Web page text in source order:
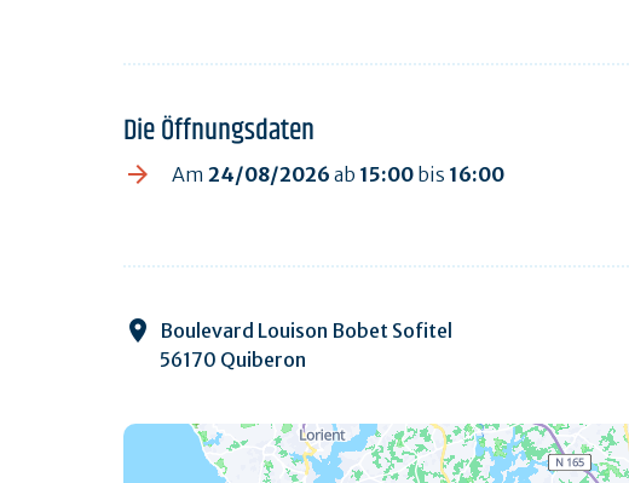
Die Öffnungsdaten
Am 24/08/2026 ab 15:00 bis 16:00
Boulevard Louison Bobet Sofitel
56170 Quiberon